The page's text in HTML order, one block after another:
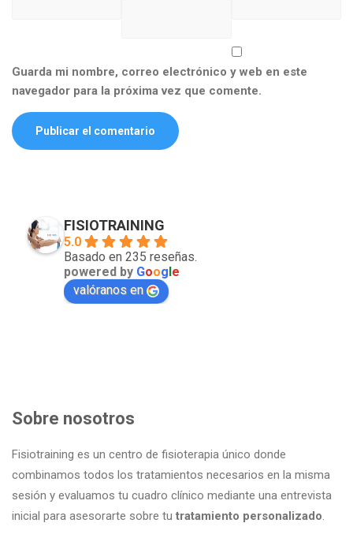
Guarda mi nombre, correo electrónico y web en este
navegador para la próxima vez que comente.
FISIOTRAINING
5.0
Basado en 235 reseñas.
powered by Google
valóranos en
Sobre nosotros
Fisiotraining es un centro de fisioterapia único donde
combinamos todos los tratamientos necesarios en la misma
sesión y evaluamos tu cuadro clínico mediante una entrevista
inicial para asesorarte sobre tu tratamiento personalizado.